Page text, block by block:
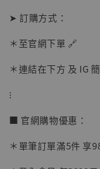
【店內現貨
摩
NT$ 1,500
➤ 訂購方式：
＊至官網下單 🔗
＊連結在下方 及 IG
⁝
■ 官網購物優惠：
＊單筆訂單滿5件 享